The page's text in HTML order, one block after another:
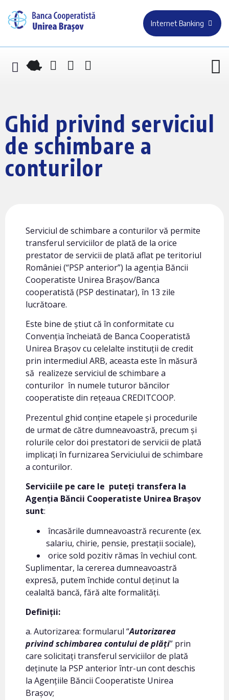
Internet Banking
Ghid privind serviciul
de schimbare a
conturilor
Serviciul de schimbare a conturilor vă permite
transferul serviciilor de plată de la orice
prestator de servicii de plată aflat pe teritoriul
României (“PSP anterior”) la agenția Băncii
Cooperatiste Unirea Brașov/Banca
cooperatistă (PSP destinatar), în 13 zile
lucrătoare.
Este bine de știut că în conformitate cu
Convenția încheiată de Banca Cooperatistă
Unirea Brașov cu celelalte instituții de credit
prin intermediul ARB, aceasta este în măsură
să realizeze serviciul de schimbare a
conturilor în numele tuturor băncilor
cooperatiste din rețeaua CREDITCOOP.
Prezentul ghid conține etapele și procedurile
de urmat de către dumneavoastră, precum și
rolurile celor doi prestatori de servicii de plată
implicați în furnizarea Serviciului de schimbare
a conturilor.
Serviciile pe care le puteți transfera la
Agenția Băncii Cooperatiste Unirea Brașov
sunt:
încasările dumneavoastră recurente (ex.
salariu, chirie, pensie, prestații sociale),
orice sold pozitiv rămas în vechiul cont.
Suplimentar, la cererea dumneavoastră
expresă, putem închide contul deținut la
cealaltă bancă, fără alte formalități.
Definiții:
a. Autorizarea: formularul “Autorizarea
privind schimbarea contului de plăți” prin
care solicitați transferul serviciilor de plată
deținute la PSP anterior într-un cont deschis
la Agențiile Băncii Cooperatiste Unirea
Brașov;